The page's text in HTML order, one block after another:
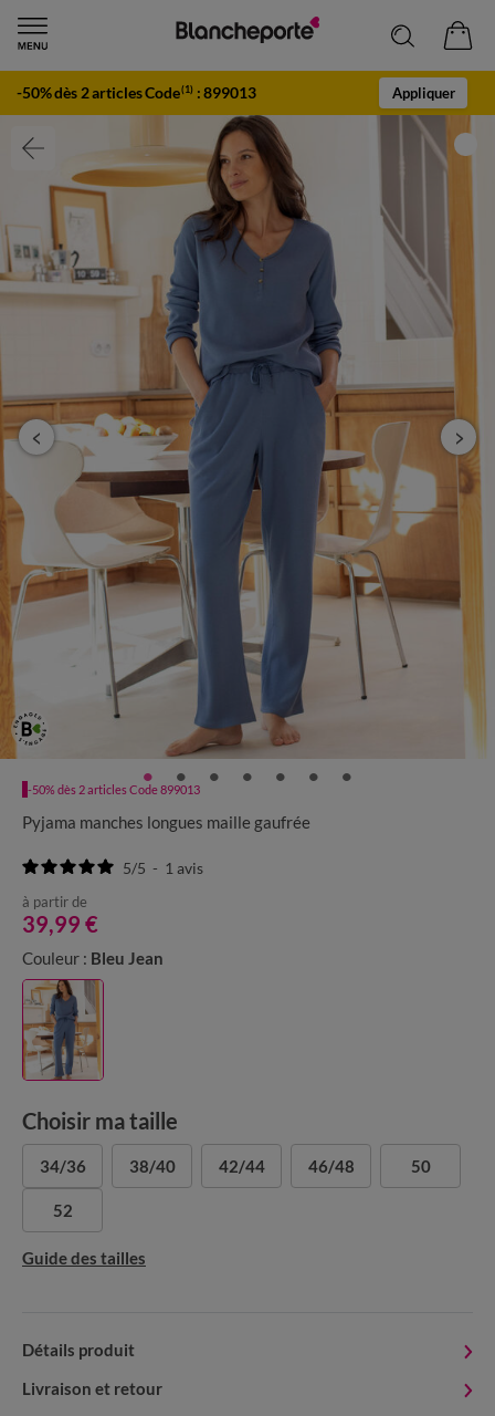
-50% dès 2 articles Code(1) :899013 Appliquer
-50% dès 2 articles Code 899013
Pyjama manches longues maille gaufrée
5/5 - 1 avis
à partir de
39,99 €
Couleur : Bleu Jean
Choisir ma taille
34/36 38/40 42/44 46/48 50
52
Guide des tailles
Détails produit
Livraison et retour